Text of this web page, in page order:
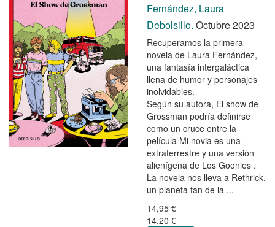
Fernández, Laura
Debolsillo. Octubre 2023
Recuperamos la primera
novela de Laura Fernández,
una fantasía intergaláctica
llena de humor y personajes
inolvidables.
Según su autora, El show de
Grossman podría definirse
como un cruce entre la
película Mi novia es una
extraterrestre y una versión
alienígena de Los Goonies .
La novela nos lleva a Rethrick,
un planeta fan de la ...
14,95 €
14,20 €